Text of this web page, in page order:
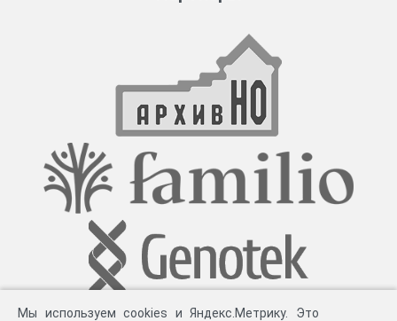
Мы используем cookies и Яндекс.Метрику. Это